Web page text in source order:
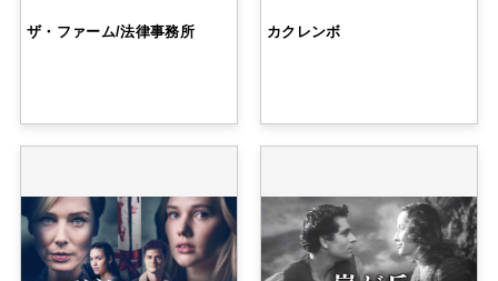
ザ・ファーム/法律事務所 カクレンボ